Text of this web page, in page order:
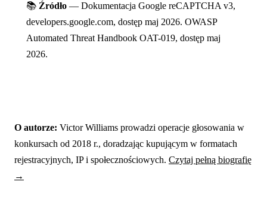
📚 Źródło — Dokumentacja Google reCAPTCHA v3,
developers.google.com, dostęp maj 2026. OWASP
Automated Threat Handbook OAT-019, dostęp maj
2026.
O autorze: Victor Williams prowadzi operacje głosowania w
konkursach od 2018 r., doradzając kupującym w formatach
rejestracyjnych, IP i społecznościowych. Czytaj pełną biografię
→